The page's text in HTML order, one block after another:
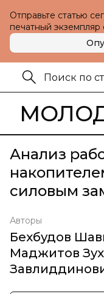
Отправьте статью
печатный экземпляр
Анализ
силовым
Авторы
Бехбудов
Маджитов